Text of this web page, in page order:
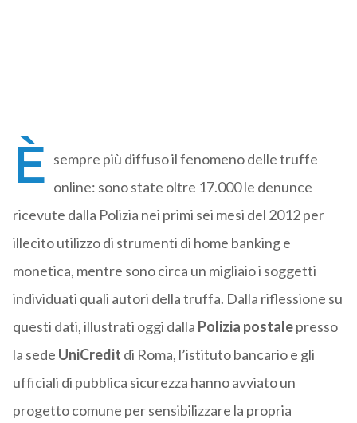
È sempre più diffuso il fenomeno delle truffe
online: sono state oltre 17.000 le denunce
ricevute dalla Polizia nei primi sei mesi del 2012 per
illecito utilizzo di strumenti di home banking e
monetica, mentre sono circa un migliaio i soggetti
individuati quali autori della truffa. Dalla riflessione su
questi dati, illustrati oggi dalla Polizia postalepresso
la sede UniCredit di Roma, l’istituto bancario e gli
ufficiali di pubblica sicurezza hanno avviato un
progetto comune per sensibilizzare la propria